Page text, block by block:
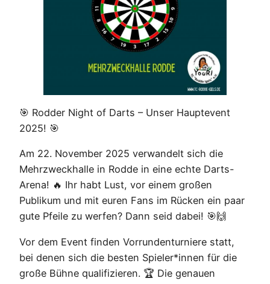
🎯 Rodder Night of Darts – Unser Hauptevent
2025! 🎯
Am 22. November 2025 verwandelt sich die
Mehrzweckhalle in Rodde in eine echte Darts-
Arena! 🔥 Ihr habt Lust, vor einem großen
Publikum und mit euren Fans im Rücken ein paar
gute Pfeile zu werfen? Dann seid dabei! 🎯🙌
Vor dem Event finden Vorrundenturniere statt,
bei denen sich die besten Spieler*innen für die
große Bühne qualifizieren. 🏆 Die genauen